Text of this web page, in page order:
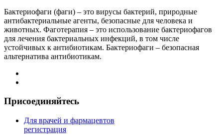
Бактериофаги (фаги) – это вирусы бактерий, природные
антибактериальные агенты, безопасные для человека и
животных. Фаготерапия – это использование бактериофагов
для лечения бактериальных инфекций, в том числе
устойчивых к антибиотикам. Бактериофаги – безопасная
альтернатива антибиотикам.
Присоединяйтесь
Для врачей и фармацевтов
регистрация